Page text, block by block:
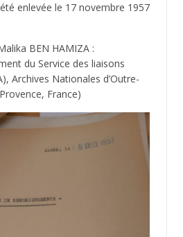
enlevée le 17 novembre 1957
BEN HAMIZA :
du Service des liaisons
Archives Nationales d’Outre-
France)